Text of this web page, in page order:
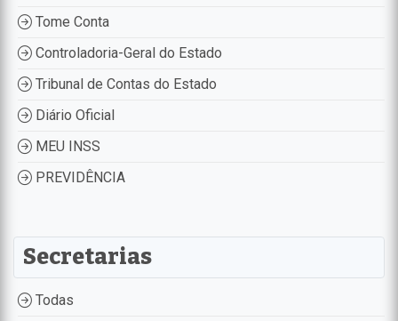
Tome Conta
Controladoria-Geral do Estado
Tribunal de Contas do Estado
Diário Oficial
MEU INSS
PREVIDÊNCIA
Secretarias
Todas